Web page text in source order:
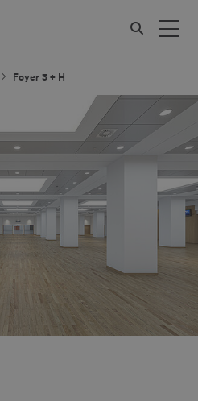
Foyer 3 + H